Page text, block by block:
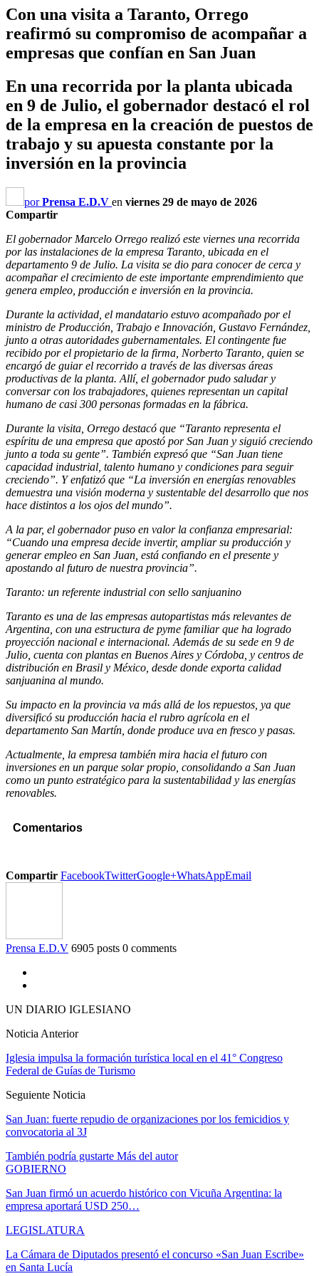
Con una visita a Taranto, Orrego
reafirmó su compromiso de acompañar a
empresas que confían en San Juan
En una recorrida por la planta ubicada
en 9 de Julio, el gobernador destacó el rol
de la empresa en la creación de puestos de
trabajo y su apuesta constante por la
inversión en la provincia
porPrensa E.D.V en viernes 29 de mayo de 2026
Compartir
El gobernador Marcelo Orrego realizó este viernes una recorrida
por las instalaciones de la empresa Taranto, ubicada en el
departamento 9 de Julio. La visita se dio para conocer de cerca y
acompañar el crecimiento de este importante emprendimiento que
genera empleo, producción e inversión en la provincia.
Durante la actividad, el mandatario estuvo acompañado por el
ministro de Producción, Trabajo e Innovación, Gustavo Fernández,
junto a otras autoridades gubernamentales. El contingente fue
recibido por el propietario de la firma, Norberto Taranto, quien se
encargó de guiar el recorrido a través de las diversas áreas
productivas de la planta. Allí, el gobernador pudo saludar y
conversar con los trabajadores, quienes representan un capital
humano de casi 300 personas formadas en la fábrica.
Durante la visita, Orrego destacó que “Taranto representa el
espíritu de una empresa que apostó por San Juan y siguió creciendo
junto a toda su gente”. También expresó que “San Juan tiene
capacidad industrial, talento humano y condiciones para seguir
creciendo”. Y enfatizó que “La inversión en energías renovables
demuestra una visión moderna y sustentable del desarrollo que nos
hace distintos a los ojos del mundo”.
A la par, el gobernador puso en valor la confianza empresarial:
“Cuando una empresa decide invertir, ampliar su producción y
generar empleo en San Juan, está confiando en el presente y
apostando al futuro de nuestra provincia”.
Taranto: un referente industrial con sello sanjuanino
Taranto es una de las empresas autopartistas más relevantes de
Argentina, con una estructura de pyme familiar que ha logrado
proyección nacional e internacional. Además de su sede en 9 de
Julio, cuenta con plantas en Buenos Aires y Córdoba, y centros de
distribución en Brasil y México, desde donde exporta calidad
sanjuanina al mundo.
Su impacto en la provincia va más allá de los repuestos, ya que
diversificó su producción hacia el rubro agrícola en el
departamento San Martín, donde produce uva en fresco y pasas.
Actualmente, la empresa también mira hacia el futuro con
inversiones en un parque solar propio, consolidando a San Juan
como un punto estratégico para la sustentabilidad y las energías
renovables.
Comentarios
Compartir FacebookTwitterGoogle+WhatsAppEmail
Prensa E.D.V 6905 posts 0 comments
UN DIARIO IGLESIANO
Noticia Anterior
Iglesia impulsa la formación turística local en el 41° Congreso
Federal de Guías de Turismo
Seguiente Noticia
San Juan: fuerte repudio de organizaciones por los femicidios y
convocatoria al 3J
También podría gustarte Más del autor
GOBIERNO
San Juan firmó un acuerdo histórico con Vicuña Argentina: la
empresa aportará USD 250…
LEGISLATURA
La Cámara de Diputados presentó el concurso «San Juan Escribe»
en Santa Lucía